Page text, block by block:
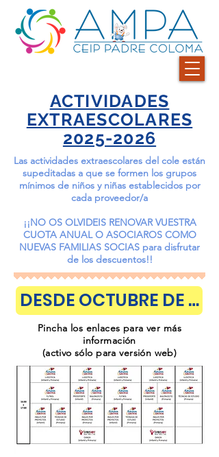
ACTIVIDADES
EXTRAESCOLARES
2025-2026
Las actividades extraescolares del cole están
supeditadas a que se formen los grupos
mínimos de niños y niñas establecidos por
cada proveedor/a
¡¡NO OS OLVIDEIS RENOVAR VUESTRA
CUOTA ANUAL O ASOCIAROS COMO
NUEVAS FAMILIAS SOCIAS para disfrutar
de los descuentos!!
DESDE OCTUBRE DE 2025
Pincha los enlaces para ver más
información
(activo sólo para versión web)